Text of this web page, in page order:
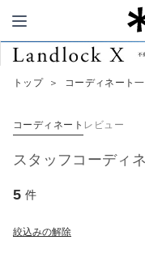
トップ ＞ コーディネート
コーディネート レビュー
スタッフコーディ
5 件
絞込みの解除